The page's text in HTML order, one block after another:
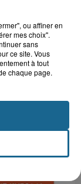
+ DE CADEAUX
Plopsaland
ou affiner en
mes choix".
sans
ce site. Vous
à tout
chaque page.